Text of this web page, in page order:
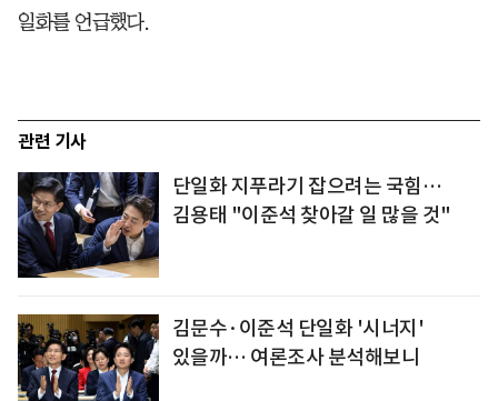
일화를 언급했다.
관련 기사
단일화 지푸라기 잡으려는 국힘…
김용태 "이준석 찾아갈 일 많을 것"
김문수·이준석 단일화 '시너지'
있을까… 여론조사 분석해보니